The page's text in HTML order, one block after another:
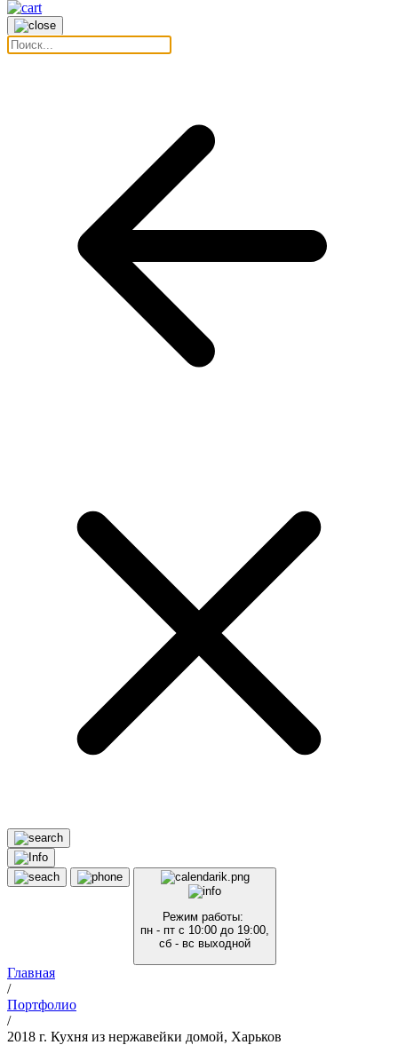
Режим работы:
пн - пт с 10:00 до 19:00,
сб - вс выходной
Главная
/
Портфолио
/
2018 г. Кухня из нержавейки домой, Харьков